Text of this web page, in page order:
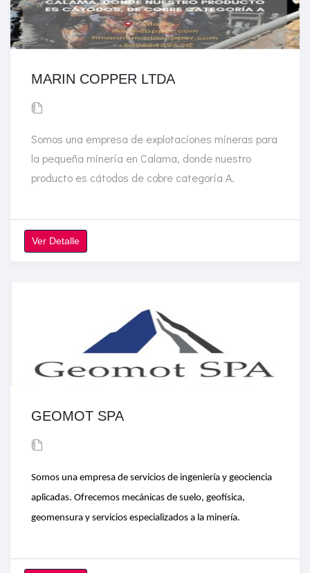
MARIN COPPER LTDA
Somos una empresa de explotaciones mineras para
la pequeña minería en Calama, donde nuestro
producto es cátodos de cobre categoría A.
Ver Detalle
GEOMOT SPA
Somos una empresa de servicios de ingeniería y geociencia
aplicadas. Ofrecemos mecánicas de suelo, geofísica,
geomensura y servicios especializados a la minería.